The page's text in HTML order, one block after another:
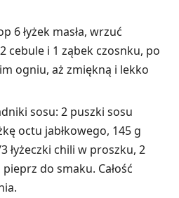
6 łyżek masła, wrzuć
cebule i 1 ząbek czosnku, po
ogniu, aż zmiękną i lekko
sosu: 2 puszki sosu
octu jabłkowego, 145 g
łyżeczki chili w proszku, 2
do smaku. Całość